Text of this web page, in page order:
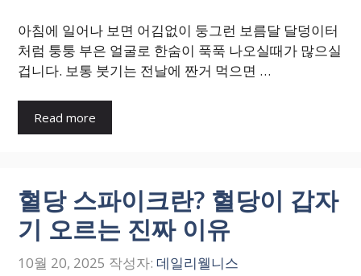
아침에 일어나 보면 어김없이 둥그런 보름달 달덩이터
처럼 퉁퉁 부은 얼굴로 한숨이 푹푹 나오실때가 많으실
겁니다. 보통 붓기는 전날에 짠거 먹으면 …
Read more
혈당 스파이크란? 혈당이 갑자
기 오르는 진짜 이유
10월 20, 2025 작성자: 데일리웰니스